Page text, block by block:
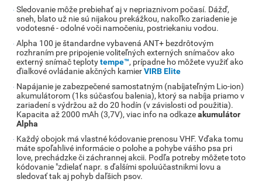
Sledovanie môže prebiehať aj v nepriaznivom počasí. Dážď,
sneh, blato už nie sú nijakou prekážkou, nakoľko zariadenie je
vodotesné - odolné voči namočeniu, postriekaniu vodou.
Alpha 100 je štandardne vybavená ANT+ bezdrôtovým
rozhraním pre pripojenie voliteľných externých snímačov ako
externý snímač teplotytempe™, prípadne ho môžete využiť ako
ďialkové ovládanie akčných kamierVIRB Elite
Napájanie je zabezpečené samostatným (nabíjateľným Lio-ion)
akumulátorom (1ks súčasťou balenia), ktorý sa nabíja priamo v
zariadení s výdržou až do 20 hodín (v závislosti od použitia).
Kapacita až 2000 mAh (3,7V), viac info na odkazeakumulátor
Alpha
Každý obojok má vlastné kódovanie prenosu VHF. Vďaka tomu
máte spoľahlivé informácie o polohe a pohybe vášho psa pri
love, prechádzke či záchrannej akcii. Podľa potreby môžete toto
kódovanie "zdielať napr. s ďalšími spoluúčastnikmi lovu a
sledovať tak aj pohyb daľšich psov.